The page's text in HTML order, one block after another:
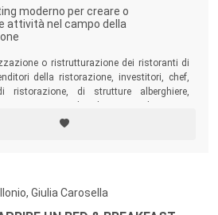
moderno per creare o
attività nel campo della
o ristrutturazione dei ristoranti di
della ristorazione, investitori, chef,
ristorazione, di strutture alberghiere,
ed appassionati del settore.
Giulia Carosella